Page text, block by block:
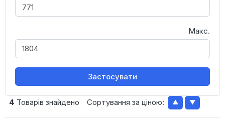
Макс.
Застосувати
4 Товарів знайдено Сортування за ціною: ▲ ▼